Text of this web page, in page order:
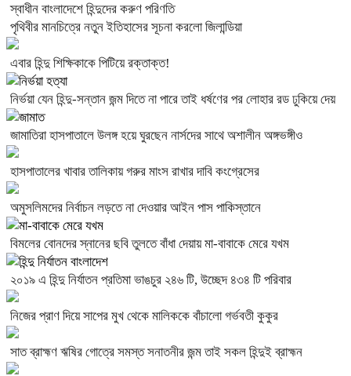
স্বাধীন বাংলাদেশে হিন্দুদের করুণ পরিণতি
পৃথিবীর মানচিত্রে নতুন ইতিহাসের সূচনা করলো জিলান্ডিয়া
এবার হিন্দু শিক্ষিকাকে পিটিয়ে রক্তাক্ত!
নির্ভয়া যেন হিন্দু-সন্তান জন্ম দিতে না পারে তাই ধর্ষণের পর লোহার রড ঢুকিয়ে দেয়
জামাতিরা হাসপাতালে উলঙ্গ হয়ে ঘুরছেন নার্সদের সাথে অশালীন অঙ্গভঙ্গীও
হাসপাতালের খাবার তালিকায় গরুর মাংস রাখার দাবি কংগ্রেসের
অমুসলিমদের নির্বাচন লড়তে না দেওয়ার আইন পাস পাকিস্তানে
বিমলের বোনদের স্নানের ছবি তুলতে বাঁধা দেয়ায় মা-বাবাকে মেরে যখম
২০১৯ এ হিন্দু নির্যাতন প্রতিমা ভাঙচুর ২৪৬ টি, উচ্ছেদ ৪৩৪ টি পরিবার
নিজের প্রাণ দিয়ে সাপের মুখ থেকে মালিককে বাঁচালো গর্ভবতী কুকুর
সাত ব্রাহ্মণ ঋষির গোত্রে সমস্ত সনাতনীর জন্ম তাই সকল হিন্দুই ব্রাহ্মন